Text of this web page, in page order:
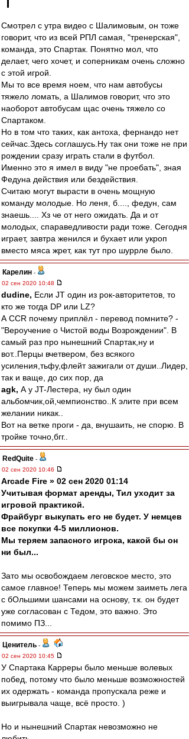
Смотрел с утра видео с Шалимовым, он тоже
говорит, что из всей РПЛ самая, "тренерская",
команда, это Спартак. Понятно мол, что
делает, чего хочет, и соперникам очень сложно
с этой игрой.
Мы то все время ноем, что нам автобусы
тяжело ломать, а Шалимов говорит, что это
наоборот автобусам щас очень тяжело со
Спартаком.
Но в том что таких, как антоха, фернандо нет
сейчас.Здесь соглашусь.Ну так они тоже не при
рождении сразу играть стали в футбол.
Именно это я имел в виду "не проебать", зная
Федуна действия или бездействия.
Считаю могут вырасти в очень мощную
команду молодые. Но леня, б...., федун, сам
знаешь.... Хз че от него ожидать. Да и от
молодых, спараведливости ради тоже. Сегодня
играет, завтра женился и бухает или укроп
вместо мяса жрет, как тут про шуррле было.
Карелин -
02 сен 2020 10:48
dudine, Если JT один из рок-авторитетов, то
кто же тогда DP или LZ?
А CCR почему приплёл - перевод помните? -
"Вероучение о Чистой воды Возрождении". В
самый раз про нынешний Спартак,ну и
вот..Перцы вчетвером, без всякого
усиления,тьфу,флейт зажигали от души..Лидер,
так и ваще, до сих пор, да
agk, А у JT-Лестера, ну был один
альбомчик,ой,чемпионство..К элите при всем
желании никак..
Вот на ветке проги - да, внушаить, не спорю. В
тройке точно,бгг..
RedQuite -
02 сен 2020 10:46
Arcade Fire » 02 сен 2020 01:14
Учитывая формат аренды, Тил уходит за
игровой практикой.
Фрайбург выкупать его не будет. У немцев
все покупки 4-5 миллионов.
Мы теряем запасного игрока, какой бы он
ни был...
Зато мы освобождаем леговское место, это
самое главное! Теперь мы можем заиметь лега
с бОльшими шансами на основу, т.к. он будет
уже согласован с Тедом, это важно. Это
помимо ПЗ...
Ценитель -
02 сен 2020 10:45
У Спартака Карреры было меньше волевых
побед, потому что было меньше возможностей
их одержать - команда пропускала реже и
выигрывала чаще, всё просто. )
Но и нынешний Спартак невозможно не